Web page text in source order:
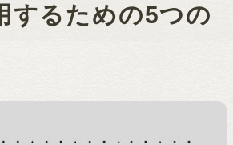
するための5つの